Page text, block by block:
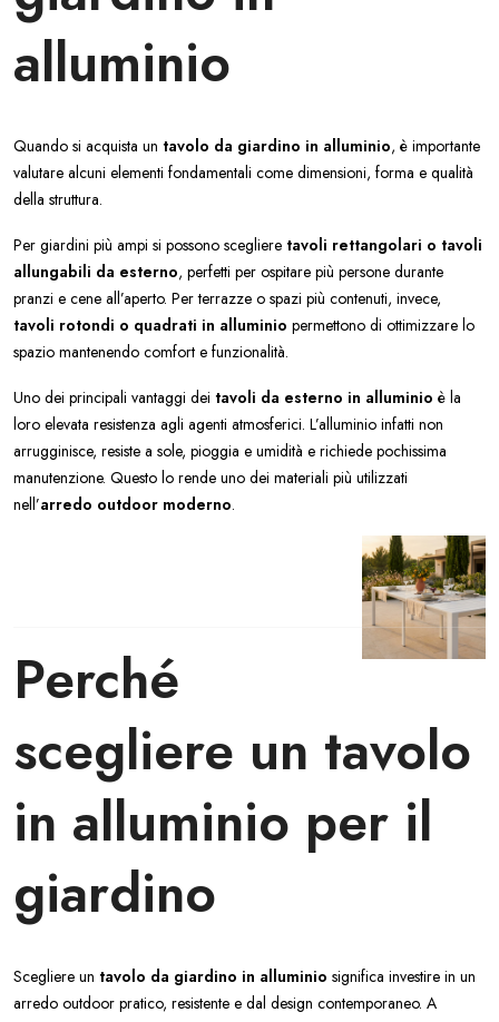
alluminio
Quando si acquista un tavolo da giardino in alluminio, è importante
valutare alcuni elementi fondamentali come dimensioni, forma e qualità
della struttura.
Per giardini più ampi si possono scegliere tavoli rettangolari o tavoli
allungabili da esterno, perfetti per ospitare più persone durante
pranzi e cene all’aperto. Per terrazze o spazi più contenuti, invece,
tavoli rotondi o quadrati in alluminio permettono di ottimizzare lo
spazio mantenendo comfort e funzionalità.
Uno dei principali vantaggi dei tavoli da esterno in alluminio è la
loro elevata resistenza agli agenti atmosferici. L’alluminio infatti non
arrugginisce, resiste a sole, pioggia e umidità e richiede pochissima
manutenzione. Questo lo rende uno dei materiali più utilizzati
nell’arredo outdoor moderno.
Perché
scegliere un tavolo
in alluminio per il
giardino
Scegliere un tavolo da giardino in alluminio significa investire in un
arredo outdoor pratico, resistente e dal design contemporaneo. A